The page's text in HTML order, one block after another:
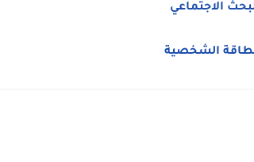
الاجتماعي
الشخصية